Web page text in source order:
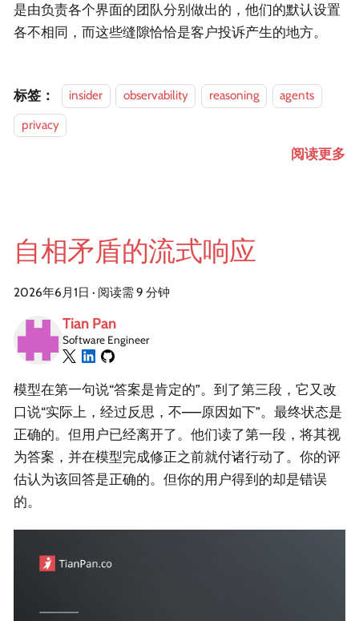
是由负责各个界面的团队分别做出的，他们的默认设置
各不相同，而这些缝隙恰恰是客户投诉产生的地方。
标签： insider observability reasoning
agents
privacy
阅读更多
自相矛盾的流式响应
2026年6月1日 · 阅读需 9 分钟
Tian Pan
Software Engineer
模型在第一句说“答案是肯定的”。到了第三段，它又改
口说“实际上，经过反思，不——原因如下”。最终状态是
正确的。但用户已经离开了。他们读了第一段，将其视
为答案，并在模型完成修正之前就付诸行动了。你的评
估认为该回答是正确的。但你的用户得到的却是错误
的。